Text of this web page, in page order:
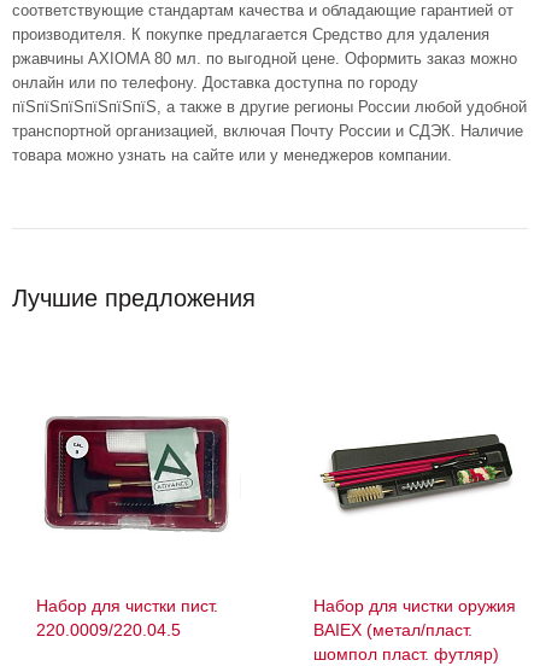
соответствующие стандартам качества и обладающие гарантией от
производителя. К покупке предлагается Средство для удаления
ржавчины AXIOMA 80 мл. по выгодной цене. Оформить заказ можно
онлайн или по телефону. Доставка доступна по городу
пїЅпїЅпїЅпїЅпїЅпїЅ, а также в другие регионы России любой удобной
транспортной организацией, включая Почту России и СДЭК. Наличие
товара можно узнать на сайте или у менеджеров компании.
Лучшие предложения
Набор для чистки пист.
220.0009/220.04.5
Набор для чистки оружия
BAIEX (метал/пласт.
шомпол пласт. футляр)